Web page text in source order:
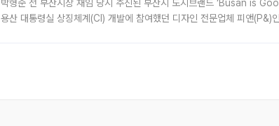
박형준 전 부산시장 재임 당시 추진된 부산시 도시브랜드 ‘Busan is
용산 대통령실 상징체계(CI) 개발에 참여했던 디자인 전문업체 피앤(P&)